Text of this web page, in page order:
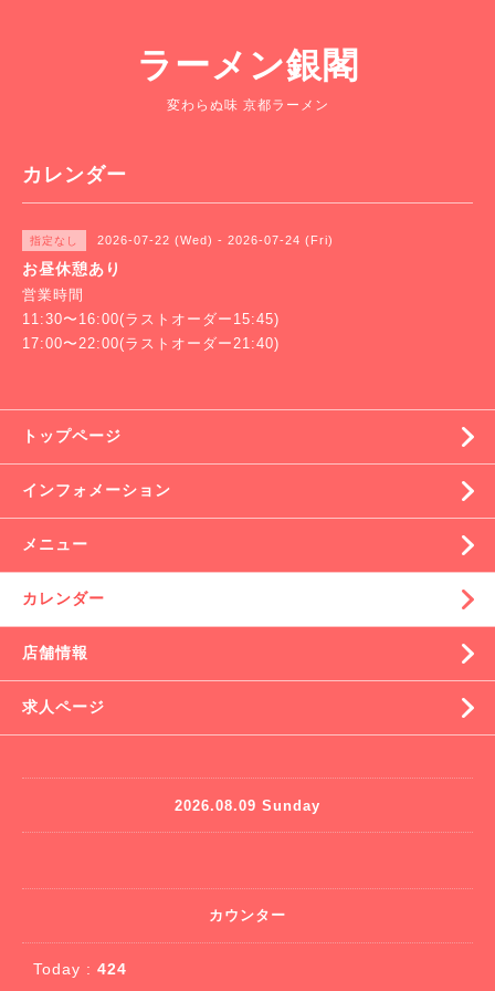
ラーメン銀閣
変わらぬ味 京都ラーメン
カレンダー
指定なし 2026-07-22 (Wed) - 2026-07-24 (Fri)
お昼休憩あり
営業時間
11:30〜16:00(ラストオーダー15:45)
17:00〜22:00(ラストオーダー21:40)
トップページ
インフォメーション
メニュー
カレンダー
店舗情報
求人ページ
2026.08.09 Sunday
カウンター
Today : 424